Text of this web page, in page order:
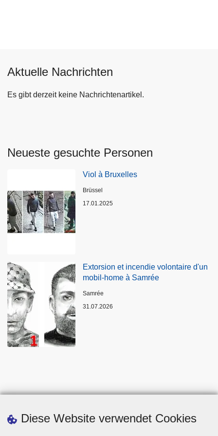
Diese Website verwendet Cookies
Aktuelle Nachrichten
Es gibt derzeit keine Nachrichtenartikel.
Neueste gesuchte Personen
Viol à Bruxelles
Standort
Brüssel
17.01.2025
Extorsion et incendie volontaire d'un
mobil-home à Samrée
Standort
Samrée
31.07.2026